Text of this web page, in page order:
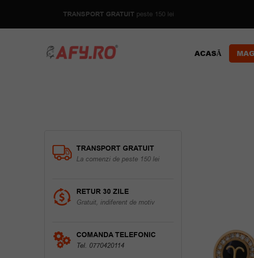
TRANSPORT GRATUIT peste 150 lei
ACASĂ
TRANSPORT GRATUIT
La comenzi de peste 150 lei
RETUR 30 ZILE
Gratuit, indiferent de motiv
COMANDA TELEFONIC
Tel. 0770420114